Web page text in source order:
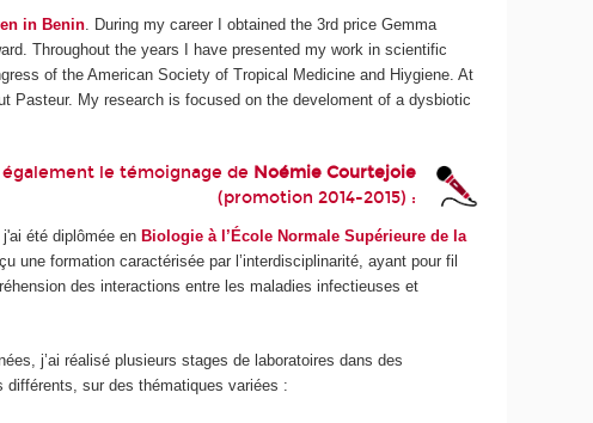
in Benin . During my career I obtained the 3rd price Gemma
Throughout the years I have presented my work in scientific
of the American Society of Tropical Medicine and Hiygiene. At
Pasteur. My research is focused on the develoment of a dysbiotic
le témoignage de Noémie Courtejoie
(promotion 2014-2015) :
été diplômée en Biologie à l’École Normale Supérieure de la
une formation caractérisée par l’interdisciplinarité, ayant pour fil
des interactions entre les maladies infectieuses et
j’ai réalisé plusieurs stages de laboratoires dans des
différents, sur des thématiques variées :